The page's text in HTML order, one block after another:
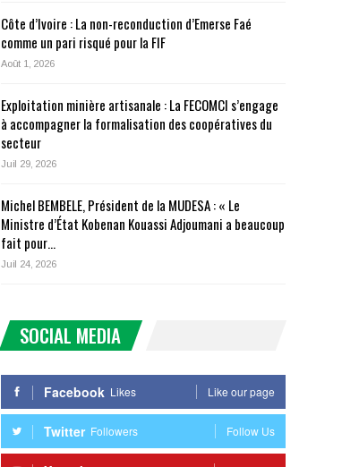
Côte d’Ivoire : La non-reconduction d’Emerse Faé
comme un pari risqué pour la FIF
Août 1, 2026
Exploitation minière artisanale : La FECOMCI s’engage
à accompagner la formalisation des coopératives du
secteur
Juil 29, 2026
Michel BEMBELE, Président de la MUDESA : « Le
Ministre d’État Kobenan Kouassi Adjoumani a beaucoup
fait pour…
Juil 24, 2026
SOCIAL MEDIA
Facebook Likes Like our page
Twitter Followers Follow Us